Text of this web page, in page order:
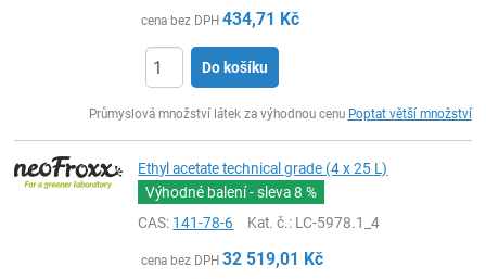
cena bez DPH 434,71 Kč
Do košíku
Průmyslová množství látek za výhodnou cenu Poptat větší množství
Ethyl acetate technical grade (4 x 25 L)
Výhodné balení - sleva8 %
CAS: 141-78-6 Kat. č.: LC-5978.1_4
cena bez DPH 32 519,01 Kč